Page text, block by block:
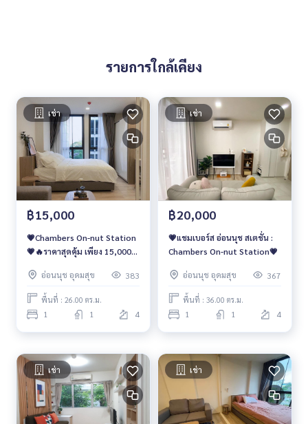
+66 82 269 6289
Call082-269-6289Mo for EN/TH
#แชมเบอร์สอ่อนนุชสเตชั่น #ChambersOnnutStation #คอนโ
ดให้เช่า #คอนโดราคาถูก #คอนโดใกล้รถไฟฟ้า #คอนโดใกล้bts
#คอนโดใกล้มหาลัย
รายการใกล้เคียง
เช่า
฿15,000
💗Chambers On-nut Station
💗🔥ราคาสุดคุ้ม เพียง 15,000
อ่อนนุช อุดมสุข
383
พื้นที่ : 26.00 ตร.ม.
1 1 4
เช่า
฿20,000
💗แชมเบอร์ส อ่อนนุช สเตชั่น :
Chambers On-nut Station💗
อ่อนนุช อุดมสุข 367
พื้นที่ : 36.00 ตร.ม.
1 1 4
เช่า เช่า